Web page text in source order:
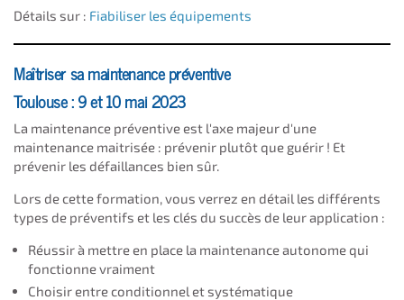
Détails sur : Fiabiliser les équipements
Maîtriser sa maintenance préventive
Toulouse : 9 et 10 mai 2023
La maintenance préventive est l'axe majeur d'une
maintenance maitrisée : prévenir plutôt que guérir ! Et
prévenir les défaillances bien sûr.
Lors de cette formation, vous verrez en détail les différents
types de préventifs et les clés du succès de leur application :
Réussir à mettre en place la maintenance autonome qui
fonctionne vraiment
Choisir entre conditionnel et systématique